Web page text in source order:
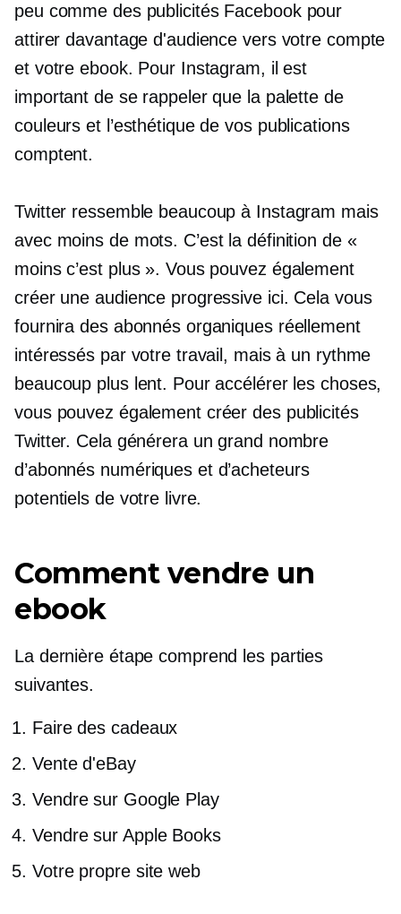
peu comme des publicités Facebook pour
attirer davantage d'audience vers votre compte
et votre ebook. Pour Instagram, il est
important de se rappeler que la palette de
couleurs et l’esthétique de vos publications
comptent.
Twitter ressemble beaucoup à Instagram mais
avec moins de mots. C’est la définition de «
moins c’est plus ». Vous pouvez également
créer une audience progressive ici. Cela vous
fournira des abonnés organiques réellement
intéressés par votre travail, mais à un rythme
beaucoup plus lent. Pour accélérer les choses,
vous pouvez également créer des publicités
Twitter. Cela générera un grand nombre
d’abonnés numériques et d’acheteurs
potentiels de votre livre.
Comment vendre un
ebook
La dernière étape comprend les parties
suivantes.
Faire des cadeaux
Vente d'eBay
Vendre sur Google Play
Vendre sur Apple Books
Votre propre site web